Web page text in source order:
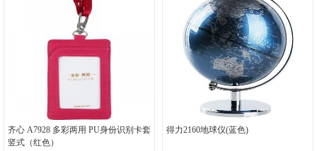
齐心 A7928 多彩两用 PU身份识别卡套
竖式（红色）
得力2160地球仪(蓝色)